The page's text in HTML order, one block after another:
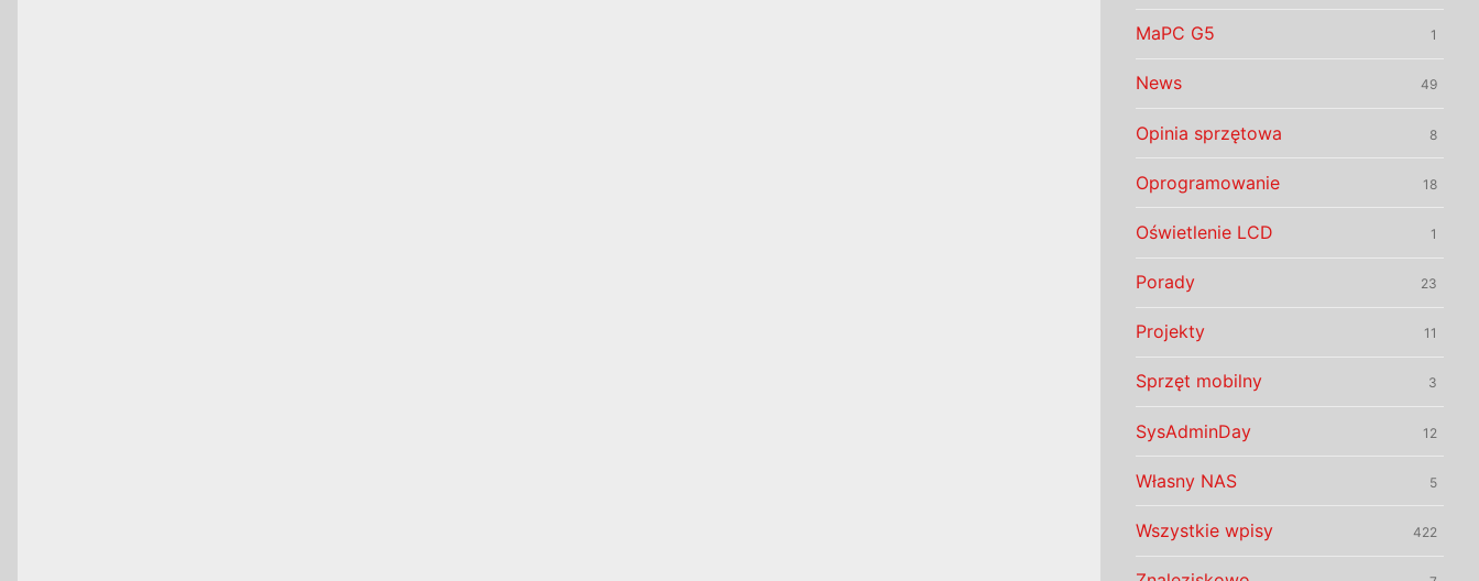
MaPC G5 1
News 49
Opinia sprzętowa 8
Oprogramowanie 18
Oświetlenie LCD 1
Porady 23
Projekty 11
Sprzęt mobilny 3
SysAdminDay 12
Własny NAS 5
Wszystkie wpisy 422